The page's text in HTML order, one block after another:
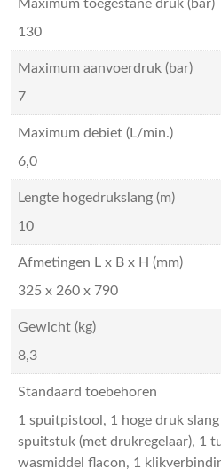
Maximum toegestane druk (bar)
130
Maximum aanvoerdruk (bar)
7
Maximum debiet (L/min.)
6,0
Lengte hogedrukslang (m)
10
Afmetingen L x B x H (mm)
325 x 260 x 790
Gewicht (kg)
8,3
Standaard toebehoren
1 spuitpistool, 1 hoge druk slang
spuitstuk (met drukregelaar), 1
wasmiddel flacon, 1